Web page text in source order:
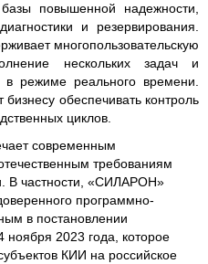
повышенной надежности,
и резервирования.
многопользовательскую
нескольких задач и
в режиме реального времени.
обеспечивать контроль
циклов.
современным
требованиям
В частности, «СИЛАРОН»
программно-
в постановлении
2023 года, которое
КИИ на российское